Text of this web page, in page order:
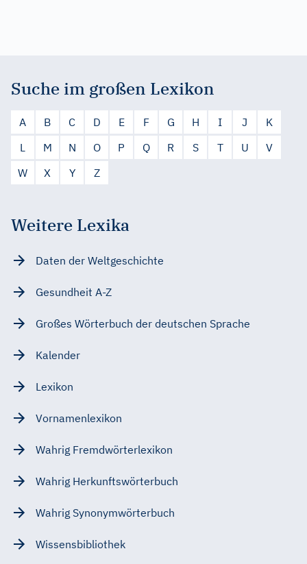
Suche im großen Lexikon
A B C D E F G H I J
K
L
M N O P Q R S T U
V
W
X Y Z
Weitere Lexika
Daten der Weltgeschichte
Gesundheit A-Z
Großes Wörterbuch der deutschen Sprache
Kalender
Lexikon
Vornamenlexikon
Wahrig Fremdwörterlexikon
Wahrig Herkunftswörterbuch
Wahrig Synonymwörterbuch
Wissensbibliothek